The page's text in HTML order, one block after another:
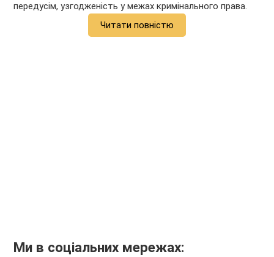
передусім, узгодженість у межах кримінального права.
Читати повністю
Ми в соціальних мережах: